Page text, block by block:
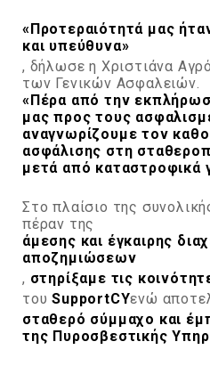
«Προτεραιότητά μας
και υπεύθυνα»
, δήλωσε η Χριστιάνα
των Γενικών Ασφαλειών.
«Πέρα από την
μας προς τους
αναγνωρίζουμε τον
ασφάλισης στη
μετά από καταστροφικά
Στο πλαίσιο της
πέραν της
άμεσης και έγκαιρης
αποζημιώσεων
, στηρίξαμε τις
τουSupportCYενώ
σταθερό σύμμαχο και
της Πυροσβεστικής